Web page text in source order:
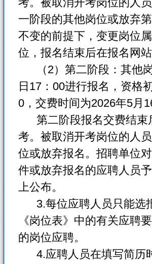
一阶段的其他岗位或放弃
不变的前提下，变更岗位
位，报名结束后在报名网站
（2）第二阶段：其他岗
日17：00进行报名，资格
0，交费时间为2026年5月
第二阶段报名交费结束
考。被取消开考岗位的人
位或放弃报名。招聘单位
件或放弃报名的应聘人员
上公布。
3.每位应聘人员只能选
《岗位表》中的有关应聘
的岗位应聘。
4.应聘人员在填写简历